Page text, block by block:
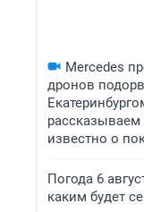
Mercedes
дронов
рассказываем
известно о
Погода 6
каким будет